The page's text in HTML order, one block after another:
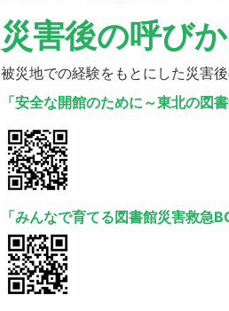
災害後の呼び
被災地での経験をもとにした災害
「安全な開館のために～東北の図
「みんなで育てる図書館災害救急